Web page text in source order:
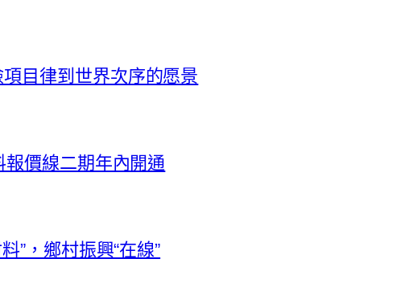
目律到世界次序的愿景
價線二期年內開通
”，鄉村振興“在線”